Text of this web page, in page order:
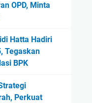
OPD, Minta
Hatta Hadiri
Tegaskan
BPK
Perkuat